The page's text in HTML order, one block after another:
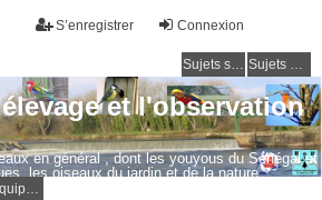
Connexion
S’enregistrer
Sujets sans réponse Sujets actifs
et l'observation
en général , dont les youyous du Sénégal et
les oiseaux du jardin et de la nature.